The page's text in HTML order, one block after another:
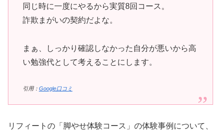
同じ時に一度にやるから実質8回コース。
詐欺まがいの契約だよな。
まぁ、しっかり確認しなかった自分が悪いから高
い勉強代として考えることにします。
引用： Google口コミ
リフィートの「脚やせ体験コース」の体験事例について、